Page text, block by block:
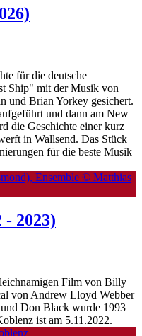
für die deutsche
Ship" mit der Musik von
und Brian Yorkey gesichert.
und dann am New
die Geschichte einer kurz
in Wallsend. Das Stück
für die beste Musik
- 2023)
Film von Billy
von Andrew Lloyd Webber
Don Black wurde 1993
ist am 5.11.2022.